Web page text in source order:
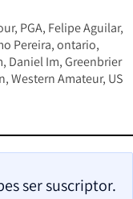
PGA Felipe Aguilar
Pereira ontario
Daniel Im Greenbrier
Western Amateur US
ser suscriptor.